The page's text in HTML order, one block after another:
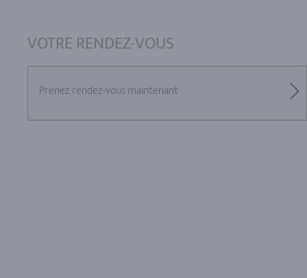
VOTRE RENDEZ-VOUS
Prenez rendez-vous maintenant